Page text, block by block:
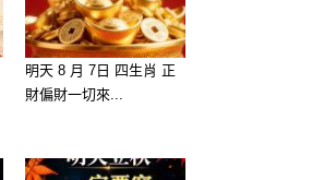
明天 8 月 7日 四生肖 正
財偏財一切來...